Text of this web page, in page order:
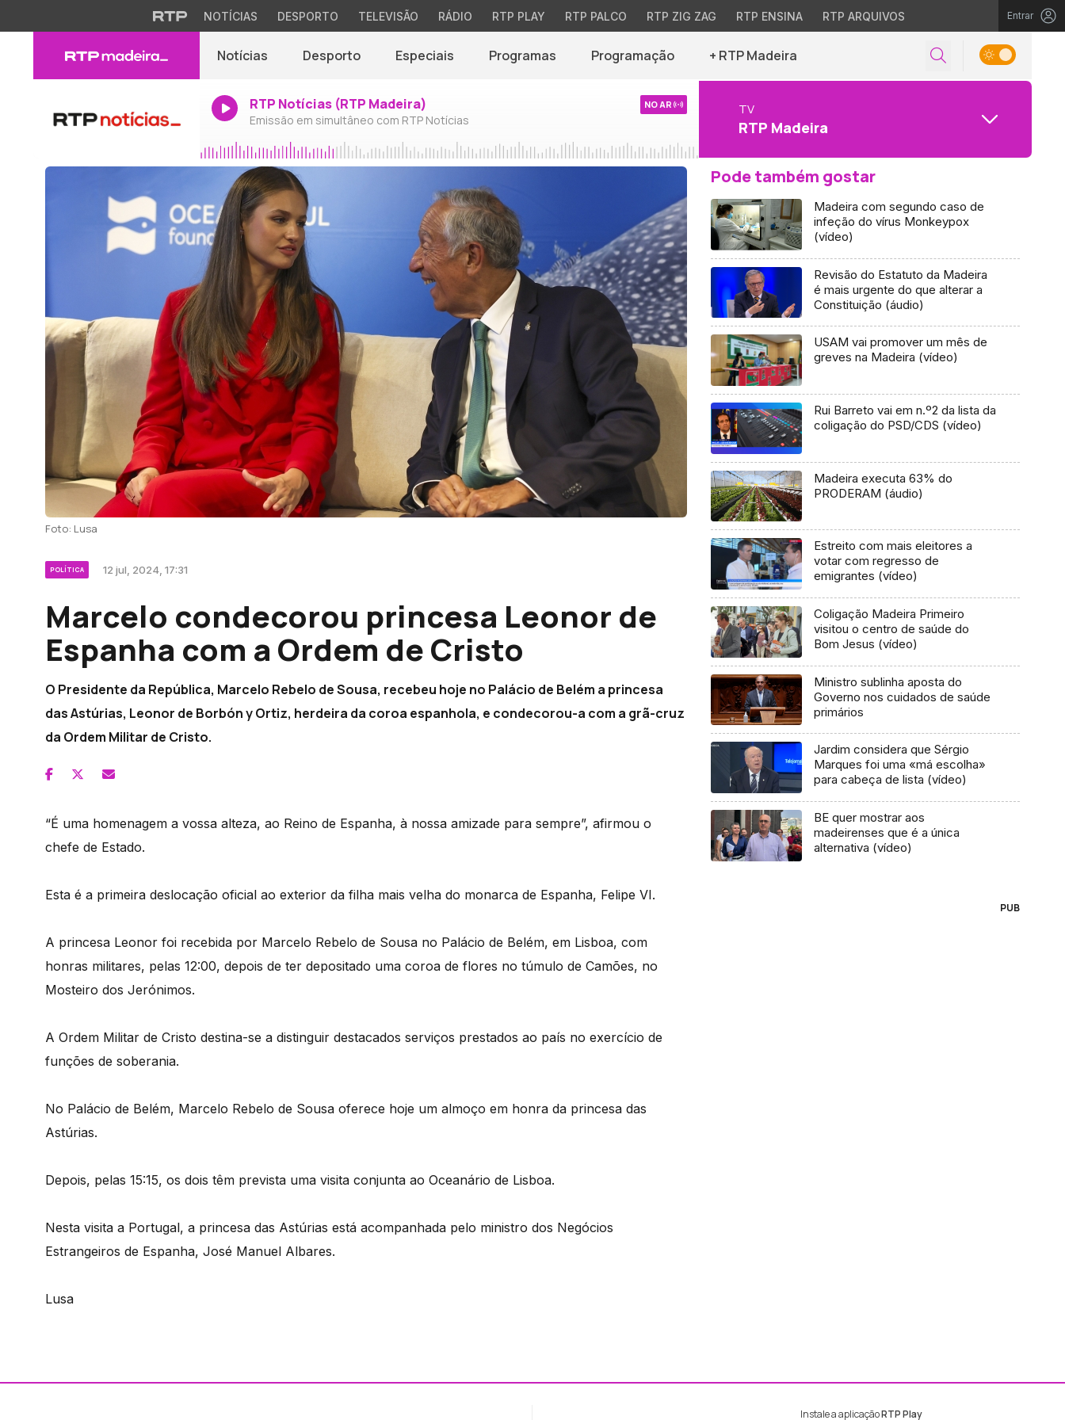
NOTÍCIAS DESPORTO TELEVISÃO RÁDIO RTP PLAY RTP PALCO RTP ZIG ZAG RTP ENSINA RTP ARQUIVOS Entrar
Notícias Desporto Especiais Programas Programação + RTP Madeira
RTP Notícias (RTP Madeira)
Emissão em simultâneo com RTP Notícias
NO AR TV
RTP Madeira
Foto: Lusa
POLÍTICA 12 jul, 2024, 17:31
Marcelo condecorou princesa Leonor de
Espanha com a Ordem de Cristo
O Presidente da República, Marcelo Rebelo de Sousa, recebeu hoje no Palácio de Belém a princesa
das Astúrias, Leonor de Borbón y Ortiz, herdeira da coroa espanhola, e condecorou-a com a grã-cruz
da Ordem Militar de Cristo.
“É uma homenagem a vossa alteza, ao Reino de Espanha, à nossa amizade para sempre”, afirmou o
chefe de Estado.
Esta é a primeira deslocação oficial ao exterior da filha mais velha do monarca de Espanha, Felipe VI.
A princesa Leonor foi recebida por Marcelo Rebelo de Sousa no Palácio de Belém, em Lisboa, com
honras militares, pelas 12:00, depois de ter depositado uma coroa de flores no túmulo de Camões, no
Mosteiro dos Jerónimos.
A Ordem Militar de Cristo destina-se a distinguir destacados serviços prestados ao país no exercício de
funções de soberania.
No Palácio de Belém, Marcelo Rebelo de Sousa oferece hoje um almoço em honra da princesa das
Astúrias.
Depois, pelas 15:15, os dois têm prevista uma visita conjunta ao Oceanário de Lisboa.
Nesta visita a Portugal, a princesa das Astúrias está acompanhada pelo ministro dos Negócios
Estrangeiros de Espanha, José Manuel Albares.
Lusa
Pode também gostar
Madeira com segundo caso de
infeção do vírus Monkeypox
(vídeo)
Revisão do Estatuto da Madeira
é mais urgente do que alterar a
Constituição (áudio)
USAM vai promover um mês de
greves na Madeira (vídeo)
Rui Barreto vai em n.º2 da lista da
coligação do PSD/CDS (vídeo)
Madeira executa 63% do
PRODERAM (áudio)
Estreito com mais eleitores a
votar com regresso de
emigrantes (vídeo)
Coligação Madeira Primeiro
visitou o centro de saúde do
Bom Jesus (vídeo)
Ministro sublinha aposta do
Governo nos cuidados de saúde
primários
Jardim considera que Sérgio
Marques foi uma «má escolha»
para cabeça de lista (vídeo)
BE quer mostrar aos
madeirenses que é a única
alternativa (vídeo)
PUB
Instale a aplicaçãoRTP Play